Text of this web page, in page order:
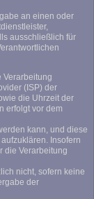
an einen oder
ausschließlich für
Verarbeitung
(ISP) der
die Uhrzeit der
erfolgt vor dem
kann, und diese
Insofern
die Verarbeitung
nicht, sofern keine
der